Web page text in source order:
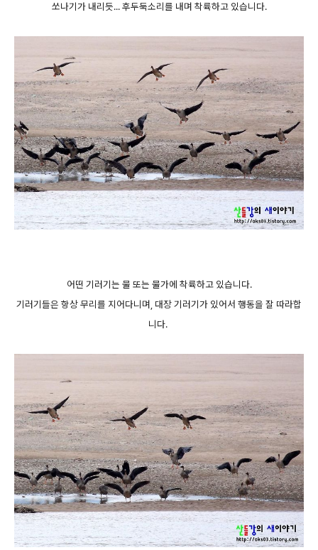
쏘나기가 내리듯... 후두둑소리를 내며 착륙하고 있습니다.
어떤 기러기는 물 또는 물가에 착륙하고 있습니다.
기러기들은 항상 무리를 지어다니며, 대장 기러기가 있어서 행동을 잘 따라합
니다.